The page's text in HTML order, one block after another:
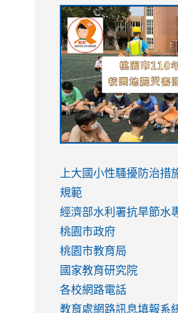
link
to
https://
link
to
https://
usp=sharing
link
to
https://youtu.be/
8M
link
to
https://
usp=sharing
to
https://
v=hC_gdZndU9s
to
https://
v=hC_gdZndU9s
link
to
https://
v=mfpNykQ0g4M
上大國小性騷擾防治措
規範
經濟部水利署抗旱節水
桃園市政府
桃園市教育局
國家教育研究院
各校網路電話
教育處網路訊息填報系